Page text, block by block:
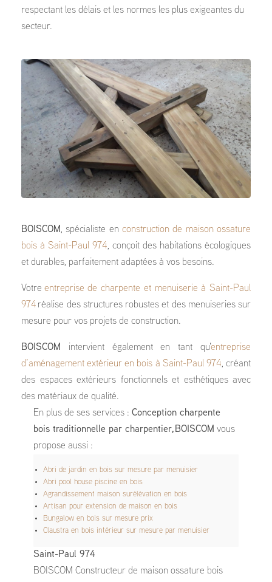
respectant les délais et les normes les plus exigeantes du
secteur.
BOISCOM , spécialiste en construction de maison ossature
bois à Saint-Paul 974, conçoit des habitations écologiques
et durables, parfaitement adaptées à vos besoins.
Votre entreprise de charpente et menuiserie à Saint-Paul
974 réalise des structures robustes et des menuiseries sur
mesure pour vos projets de construction.
BOISCOM intervient également en tant qu'entreprise
d’aménagement extérieur en bois à Saint-Paul 974, créant
des espaces extérieurs fonctionnels et esthétiques avec
des matériaux de qualité.
En plus de ses services : Conception charpente
bois traditionnelle par charpentier, BOISCOM vous
propose aussi :
Abri de jardin en bois sur mesure par menuisier
Abri pool house piscine en bois
Agrandissement maison surélévation en bois
Artisan pour extension de maison en bois
Bungalow en bois sur mesure prix
Claustra en bois intérieur sur mesure par menuisier
Saint-Paul 974
BOISCOM Constructeur de maison ossature bois